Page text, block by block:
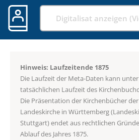
Digitalisat anzeigen
Hinweis: Laufzeitende 1875
Die Laufzeit der Meta-Daten kann
tatsächlichen Laufzeit des
Die Präsentation der Kirchenbücher
Landeskirche in Württemberg
Stuttgart) endet aus rechtlichen
Ablauf des Jahres 1875.